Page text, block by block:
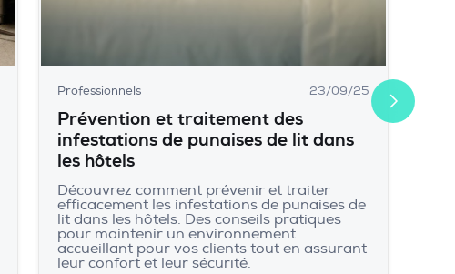
Professionnels 23/09/25
Prévention et traitement des
infestations de punaises de lit dans
les hôtels
Découvrez comment prévenir et traiter
efficacement les infestations de punaises de
lit dans les hôtels. Des conseils pratiques
pour maintenir un environnement
accueillant pour vos clients tout en assurant
leur confort et leur sécurité.